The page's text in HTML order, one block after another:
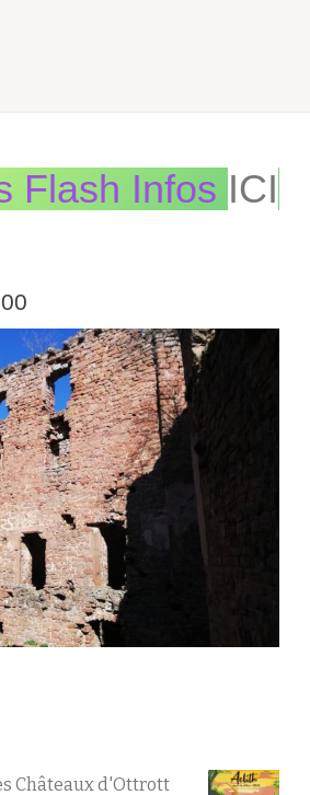
Flash Infos ICI
Châteaux d'Ottrott